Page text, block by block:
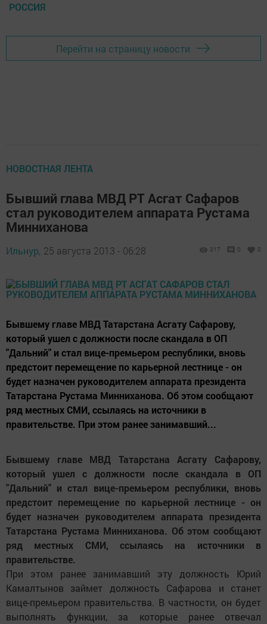
РОССИЯ
Перейти на страницу новости
НОВОСТНАЯ ЛЕНТА
Бывший глава МВД РТ Асгат Сафаров
стал руководителем аппарата Рустама
Минниханова
Ильнур, 25 августа 2013 - 06:28 317 0 0
Бывшему главе МВД Татарстана Асгату Сафарову,
который ушел с должности после скандала в ОП
"Дальний" и стал вице-премьером республики, вновь
предстоит перемещение по карьерной лестнице - он
будет назначен руководителем аппарата президента
Татарстана Рустама Минниханова. Об этом сообщают
ряд местных СМИ, ссылаясь на источники в
правительстве. При этом ранее занимавший...
Бывшему главе МВД Татарстана Асгату Сафарову,
который ушел с должности после скандала в ОП
"Дальний" и стал вице-премьером республики, вновь
предстоит перемещение по карьерной лестнице - он
будет назначен руководителем аппарата президента
Татарстана Рустама Минниханова. Об этом сообщают
ряд местных СМИ, ссылаясь на источники в
правительстве.
При этом ранее занимавший эту должность Юрий
Камалтынов займет должность Сафарова и станет
вице-премьером правительства. В частности, он будет
выполнять функции, за которые ранее отвечал